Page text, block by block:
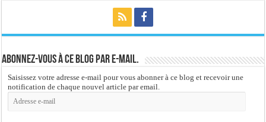
Abonnez-vous à ce blog par e-mail.
Saisissez votre adresse e-mail pour vous abonner à ce blog et recevoir une
notification de chaque nouvel article par email.
Adresse
e-